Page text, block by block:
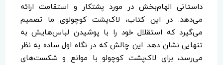
داستانی الهام‌بخش در مورد پشتکار و استقامت ارائه
می‌دهد. در این کتاب، لاک‌پشت کوچولوی ما تصمیم
می‌گیرد که استقلال خود را با پوشیدن لباس‌هایش به
تنهایی نشان دهد. این چالش که در نگاه اول ساده به نظر
می‌رسد، برای لاک‌پشت کوچولو با موانع و شکست‌های